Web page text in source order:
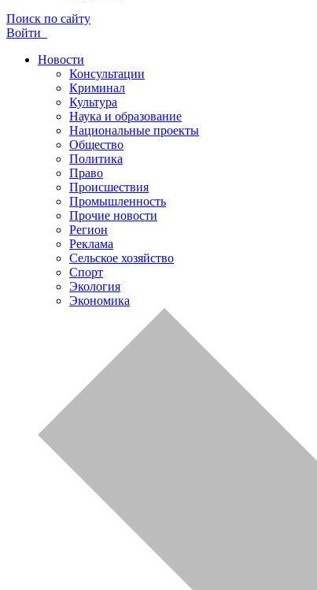
Поиск по сайту
Войти
Новости
Консультации
Криминал
Культура
Наука и образование
Национальные проекты
Общество
Политика
Право
Происшествия
Промышленность
Прочие новости
Регион
Реклама
Сельское хозяйство
Спорт
Экология
Экономика